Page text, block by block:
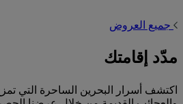
جميع العروض
مدّد إقامتك
اكتشف أسرار البحرين الساحرة التي